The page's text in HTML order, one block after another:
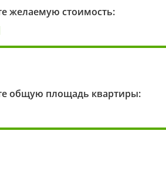
желаемую стоимость:
общую площадь квартиры: